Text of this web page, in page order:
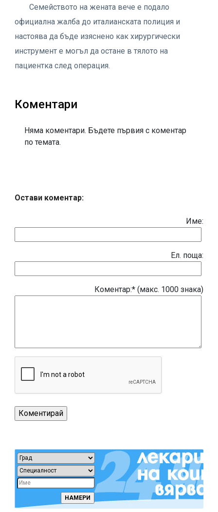
Семейството на жената вече е подало
официална жалба до италианската полиция и
настоява да бъде изяснено как хирургически
инструмент е могъл да остане в тялото на
пациентка след операция.
Коментари
Няма коментари. Бъдете първия с коментар
по темата.
Остави коментар:
Име:
Eл. поща:
Коментар:* (макс. 1000 знака)